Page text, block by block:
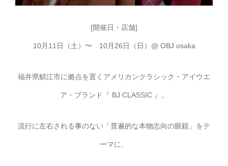
[開催日・店舗]
10月11日（土）〜 10月26日（日）@ OBJ osaka
福井県鯖江市に拠点を置くアメリカンクラシック・アイウエ
ア・ブランド『 BJ CLASSIC 』。
流行に左右される事のない「普遍的な本物志向の眼鏡」をテ
ーマに、